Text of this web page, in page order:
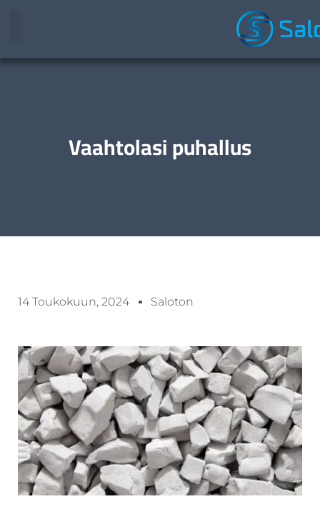
Vaahtolasi puhallus
14 Toukokuun, 2024 Saloton